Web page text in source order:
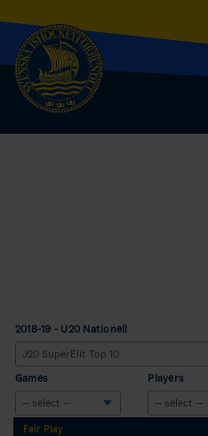
2018-19 - U20 Nationell
Games Players
Fair Play